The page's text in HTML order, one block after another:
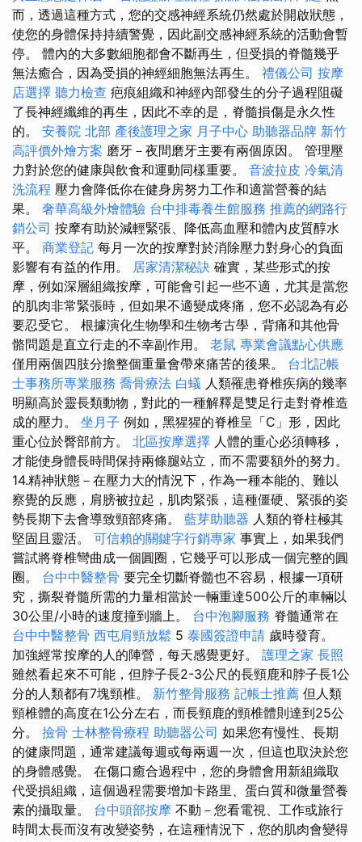
而，透過這種方式，您的交感神經系統仍然處於開啟狀態，
使您的身體保持持續警覺，因此副交感神經系統的活動會暫
停。 體內的大多數細胞都會不斷再生，但受損的脊髓幾乎
無法癒合，因為受損的神經細胞無法再生。 禮儀公司 按摩
店選擇 聽力檢查 疤痕組織和神經內部發生的分子過程阻礙
了長神經纖維的再生，因此不幸的是，脊髓損傷是永久性
的。 安養院 北部 產後護理之家 月子中心 助聽器品牌 新竹
高評價外燴方案 磨牙－夜間磨牙主要有兩個原因。 管理壓
力對於您的健康與飲食和運動同樣重要。 音波拉皮 冷氣清
洗流程 壓力會降低你在健身房努力工作和適當營養的結
果。 奢華高級外燴體驗 台中排毒養生館服務 推薦的網路行
銷公司 按摩有助於減輕緊張、降低高血壓和體內皮質醇水
平。 商業登記 每月一次的按摩對於消除壓力對身心的負面
影響有有益的作用。 居家清潔秘訣 確實，某些形式的按
摩，例如深層組織按摩，可能會引起一些不適，尤其是當您
的肌肉非常緊張時，但如果不適變成疼痛，您不必認為有必
要忍受它。 根據演化生物學和生物考古學，背痛和其他骨
骼問題是直立行走的不幸副作用。 老鼠 專業會議點心供應
僅用兩個四肢分擔整個重量會帶來痛苦的後果。 台北記帳
士事務所專業服務 喬骨療法 白蟻 人類罹患脊椎疾病的幾率
明顯高於靈長類動物，對此的一種解釋是雙足行走對脊椎造
成的壓力。 坐月子 例如，黑猩猩的脊椎呈「C」形，因此
重心位於臀部前方。 北區按摩選擇 人體的重心必須轉移，
才能使身體長時間保持兩條腿站立，而不需要額外的努力。
14.精神狀態－在壓力大的情況下，作為一種本能的、難以
察覺的反應，肩膀被拉起，肌肉緊張，這種僵硬、緊張的姿
勢長期下去會導致頸部疼痛。 藍芽助聽器 人類的脊柱極其
堅固且靈活。 可信賴的關鍵字行銷專家 事實上，如果我們
嘗試將脊椎彎曲成一個圓圈，它幾乎可以形成一個完整的圓
圈。 台中中醫整骨 要完全切斷脊髓也不容易，根據一項研
究，撕裂脊髓所需的力量相當於一輛重達500公斤的車輛以
30公里/小時的速度撞到牆上。 台中泡腳服務 脊髓通常在
台中中醫整骨 西屯肩頸放鬆 5 泰國簽證申請 歲時發育。
加強經常按摩的人的陣營，每天感覺更好。 護理之家 長照
雖然看起來不可能，但脖子長2-3公尺的長頸鹿和脖子長1公
分的人類都有7塊頸椎。 新竹整骨服務 記帳士推薦 但人類
頸椎體的高度在1公分左右，而長頸鹿的頸椎體則達到25公
分。 撿骨 士林整骨療程 助聽器公司 如果您有慢性、長期
的健康問題，通常建議每週或每兩週一次，但這也取決於您
的身體感覺。 在傷口癒合過程中，您的身體會用新組織取
代受損組織，這個過程需要增加卡路里、蛋白質和微量營養
素的攝取量。 台中頭部按摩 不動－您看電視、工作或旅行
時間太長而沒有改變姿勢，在這種情況下，您的肌肉會變得